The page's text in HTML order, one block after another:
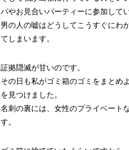
パやお見合いパーティーに参加して
男の人の嘘はどうしてこうすぐにわ
てしまいます。
証拠隠滅が甘いのです。
その日も私がゴミ箱のゴミをまとめ
を見つけました。
名刺の裏には、女性のプライベート
す。